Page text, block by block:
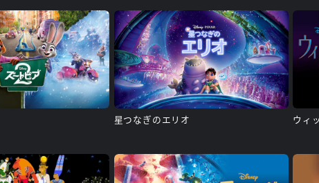
星つなぎのエリオ ウィ